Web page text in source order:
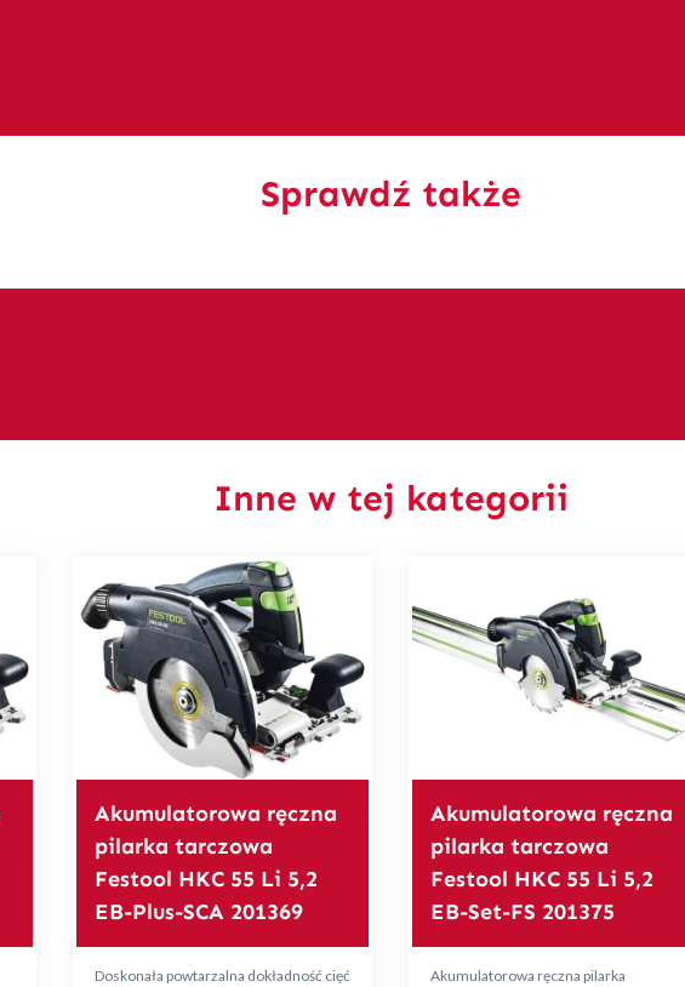
Sprawdź także
Inne w tej kategorii
Akumulatorowa ręczna
pilarka tarczowa
Festool HKC 55 Li 5,2
EB-Plus-SCA 201369
Doskonała powtarzalna dokładność cięć
Akumulatorowa ręczna
pilarka tarczowa
Festool HKC 55 Li 5,2
EB-Set-FS 201375
Akumulatorowa ręczna pilarka